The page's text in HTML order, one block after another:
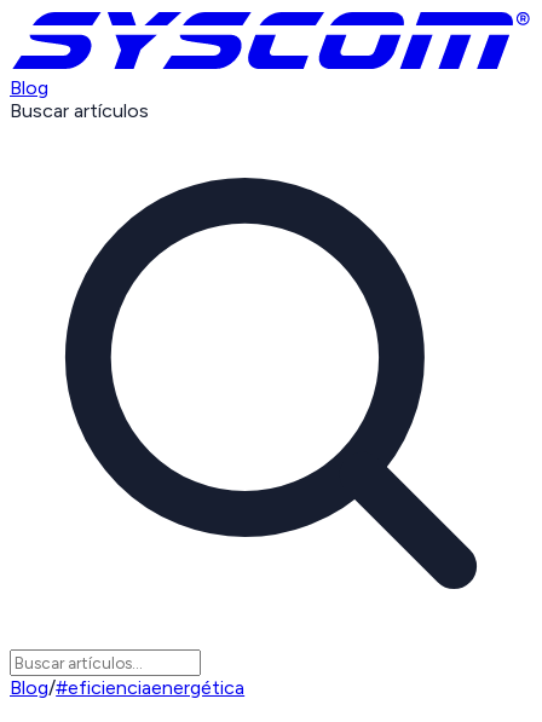
Blog
Buscar artículos
Blog/#eficienciaenergética